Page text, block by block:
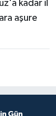
kadar il
aşure
Gün